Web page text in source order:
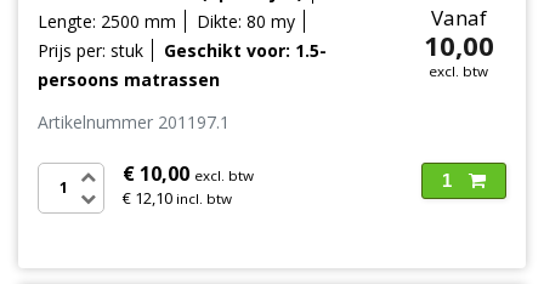
Lengte: 2500 mm
Dikte: 80 my
Prijs per: stuk
Geschikt voor: 1.5-
persoons matrassen
Vanaf
10,00
excl. btw
Artikelnummer 201197.1
€ 10,00 excl. btw
€ 12,10 incl. btw
1